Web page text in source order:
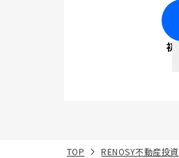
初
TOP RENOSY不動産投資